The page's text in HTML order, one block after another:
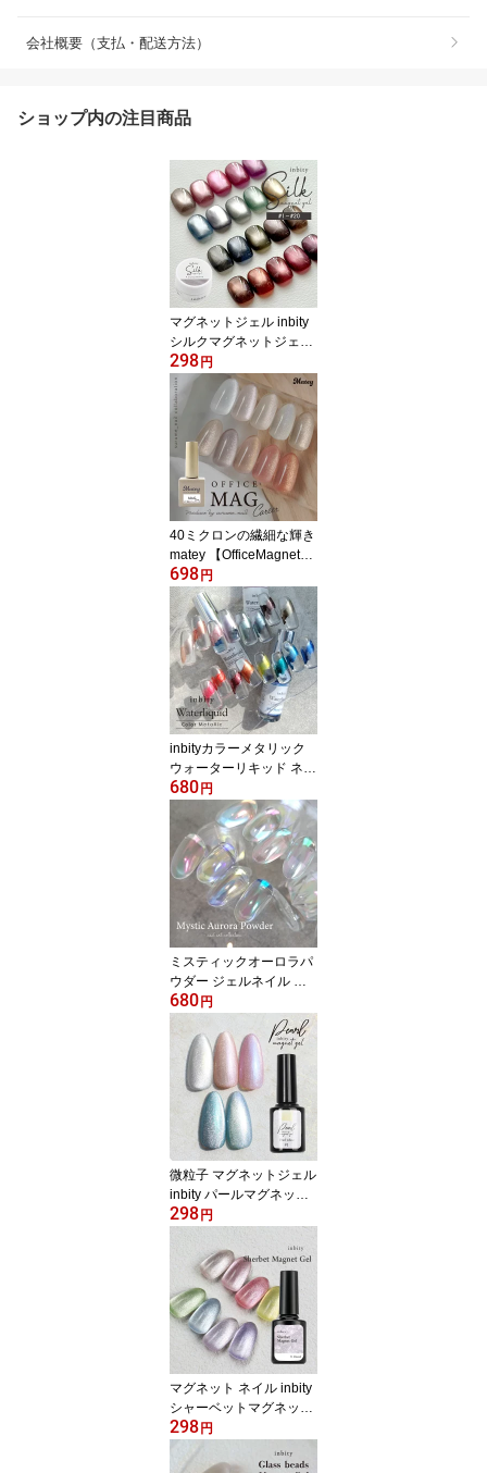
会社概要（支払・配送方法）
ショップ内の注目商品
マグネットジェル inbity
シルクマグネットジェル
コンテナタイプ 3g 8ミク
ロン ジェルネイル カラ
ージェル 微粒子 マグネ
ット ジェル 磁石 ネイル
爪 マグネットネイル ネ
イルアート キャットアイ
ラメ
298円
40ミクロンの繊細な輝き
matey 【OfficeMagnetge
l】 オフィスマグネット
ジェルCareerシリーズ｜
オフィス向けマグネット
ネイル
698円
inbityカラーメタリック
ウォーターリキッド ネイ
ル アート ジェルネイル
インク メタル メタリッ
クネイル Metallic Waterli
quid ホワイト オレンジ
レッド パープル グリー
ン ブルー ブラウン ベー
ジュ ピンク レッド イエ
ロー
680円
ミスティックオーロラパ
ウダー ジェルネイル ジ
ェル ネイル セルフネイ
ル ネイル用品 ミラーパ
ウダー パウダー メタリ
ック ミラー ミラーネイ
ル ニュアンスネイル ワ
ンホンネイル
680円
微粒子 マグネットジェル
inbity パールマグネット
ジェル ジェルネイル カ
ラージェル マグネット
ジェル 磁石 ネイル ポリ
ッシュ 爪 マグネットネ
イル ネイルアート キャ
ットアイ ラメ ホワイト
ピンク ブルー グリーン
パープル 真珠 パール
298円
マグネット ネイル inbity
シャーベットマグネット
ジェル 磁石 ジェル カラ
ージェル ジェルネイル
プチプラ 爪 ジェル セル
298円